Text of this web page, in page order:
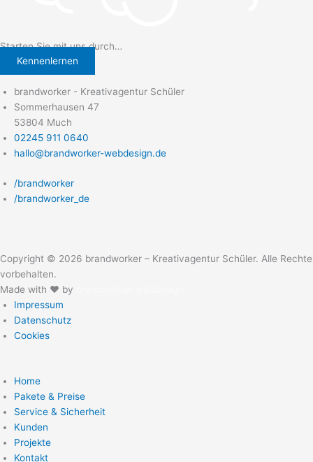
Starten Sie mit uns durch…
Kennenlernen
brandworker - Kreativagentur Schüler
Sommerhausen 47
53804 Much
02245 911 0640
hallo@brandworker-webdesign.de
/brandworker
/brandworker_de
Copyright © 2026 brandworker – Kreativagentur Schüler. Alle Rechte
vorbehalten.
Made with ❤ by
Impressum
Datenschutz
Cookies
Home
Pakete & Preise
Service & Sicherheit
Kunden
Projekte
Kontakt